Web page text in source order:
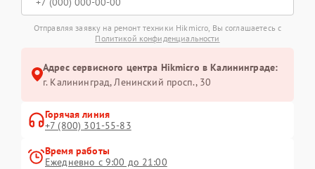
Отправляя заявку на ремонт техники Hikmicro, Вы соглашаетесь с
Политикой конфиденциальности
Адрес сервисного центра Hikmicro в Калининграде:
г. Калининград, Ленинский просп., 30
Горячая линия
+7 (800) 301-55-83
Время работы
Ежедневно с 9:00 до 21:00